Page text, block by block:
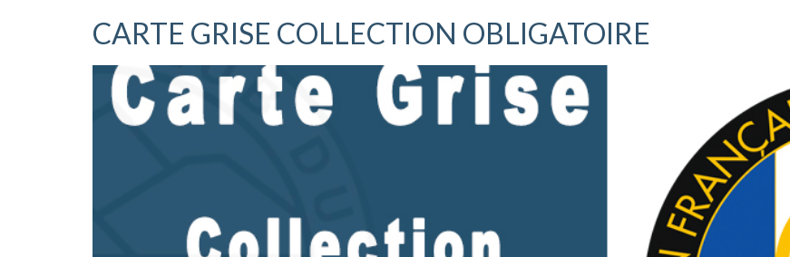
CARTE GRISE COLLECTION OBLIGATOIRE